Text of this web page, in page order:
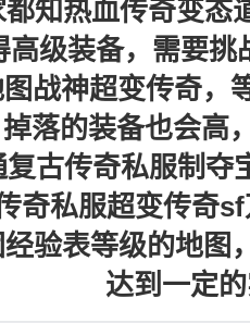
知热血传奇变态
级装备，需要
战神超变传奇，
落的装备也会高
古传奇私服制
奇私服超变传奇
验表等级的地图
达到一定